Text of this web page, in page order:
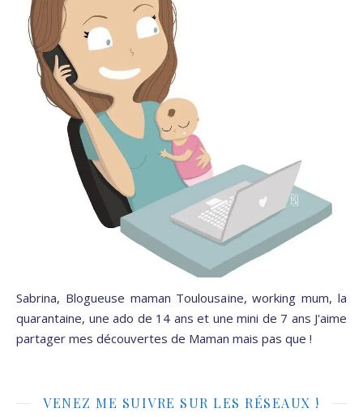
Sabrina, Blogueuse maman Toulousaine, working mum, la
quarantaine, une ado de 14 ans et une mini de 7 ans J'aime
partager mes découvertes de Maman mais pas que !
VENEZ ME SUIVRE SUR LES RÉSEAUX !